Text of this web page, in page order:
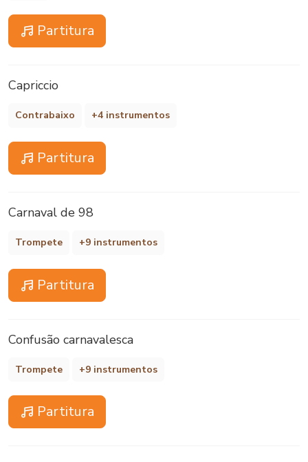
Partitura
Capriccio
Contrabaixo +4 instrumentos
Partitura
Carnaval de 98
Trompete +9 instrumentos
Partitura
Confusão carnavalesca
Trompete +9 instrumentos
Partitura